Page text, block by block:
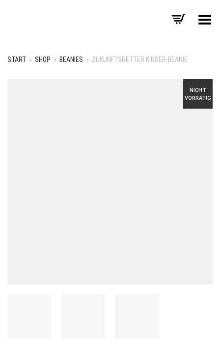
Menü umschalten
START » SHOP » BEANIES » ZUKUNFTSRETTER KINDER-BEANIE
NICHT
VORRÄTIG